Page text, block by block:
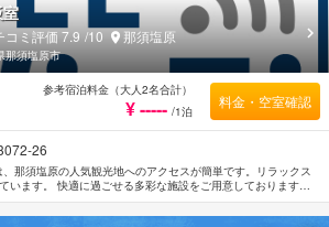
26
那須塩原の人気観光地へのアクセスが簡単です。リラックス
います。 快適に過ごせる多彩な施設をご用意しております。
Wi-Fi無料, バリアフリー設備, ビジネスセンター（FAX/写真コ
備しています。 お部屋にはお客様の快適な睡眠をサポートす
コミ評価 7.9 /10 那須塩原
那須塩原市
参考宿泊料金（大人2名合計）
¥ ----- /1泊
料金・空室確認